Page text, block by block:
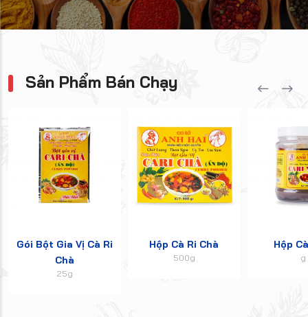
Sản Phẩm Bán Chạy
Gói Bột Gia Vị Cà Ri
Chà
25g
Hộp Cà Ri Chà
500g
Hộp
g